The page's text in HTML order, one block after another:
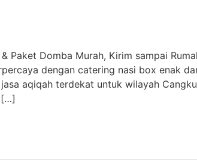
Paket Domba Murah, Kirim sampai
dengan catering nasi box enak
aqiqah terdekat untuk wilayah
[…]